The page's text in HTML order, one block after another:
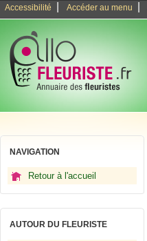
Accessibilité Accéder au menu
NAVIGATION
Retour à l'accueil
AUTOUR DU FLEURISTE